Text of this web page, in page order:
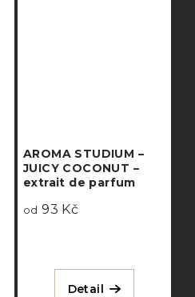
AROMA STUDIUM –
JUICY COCONUT –
extrait de parfum
od 93 Kč
Detail